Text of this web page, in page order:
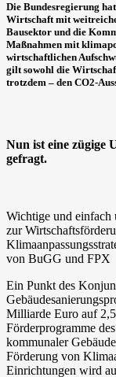
Die Bundesregierung
Wirtschaft mit
Bausektor und die
Maßnahmen mit
wirtschaftlichen
gilt sowohl die
trotzdem – den CO2-
Nun ist eine zügige
gefragt.
Wichtige und einfach
zur
von BuGG und FPX
Ein Punkt des
Milliarde Euro auf
Förderprogramme
kommunaler
Förderung von
Einrichtungen wird